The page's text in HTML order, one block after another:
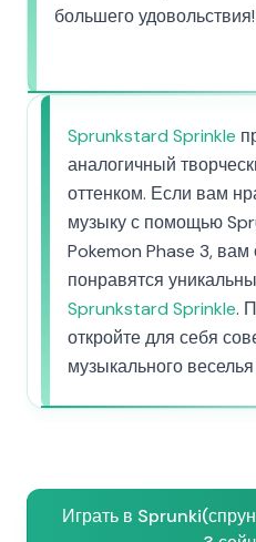
большего удовольствия!
Sprunkstard Sprinkle
аналогичный
оттенком. Если вам
музыку с помощью
Pokemon Phase 3, вам
понравятся
Sprunkstard Sprinkle.
откройте для себя
музыкального
Играть в